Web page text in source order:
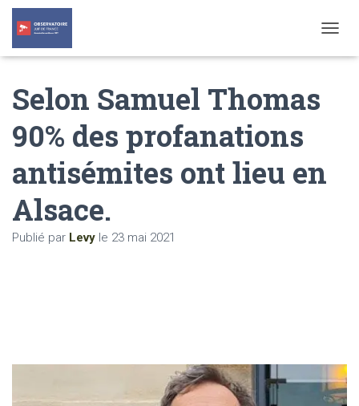
O
Selon Samuel Thomas
90% des profanations
antisémites ont lieu en
Alsace.
Publié par Levy le 23 mai 2021